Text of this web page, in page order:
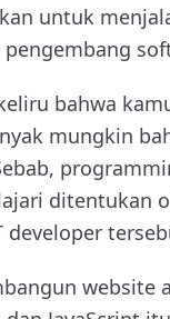
untuk
bahwa
mungkin
ditentukan
developer
website